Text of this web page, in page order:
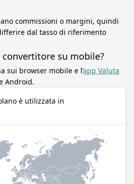
commissioni o margini, quindi
dal tasso di riferimento
convertitore su mobile?
sui browser mobile e l’app Valuta
Android.
è utilizzata in